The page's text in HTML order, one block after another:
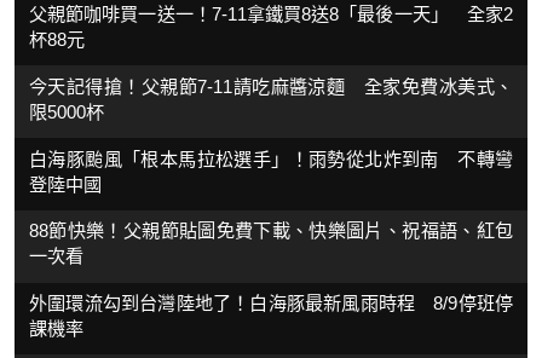
父親節咖啡買一送一！7-11拿鐵買8送8「最後一天」 全家2
杯88元
今天記得搶！父親節7-11請吃麻醬涼麵 全家免費冰美式、
限5000杯
白海豚颱風「根本馬拉松選手」！雨勢從北炸到南 不轉彎
登陸中國
88節快樂！父親節貼圖免費下載、快樂圖片、祝福語、紅包
一次看
外圍環流勾到台灣陸地了！白海豚最新風雨時程 8/9停班停
課機率